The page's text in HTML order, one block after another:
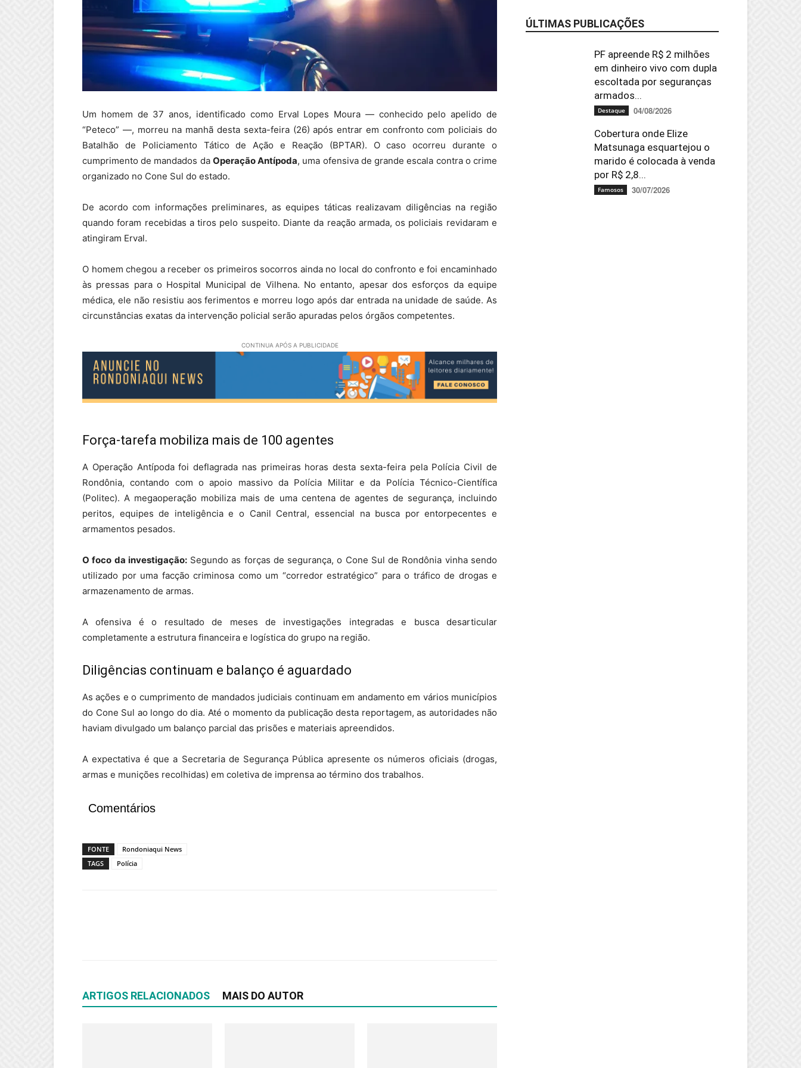
Um homem de 37 anos, identificado como Erval Lopes Moura — conhecido pelo apelido de
“Peteco” —, morreu na manhã desta sexta-feira (26) após entrar em confronto com policiais do
Batalhão de Policiamento Tático de Ação e Reação (BPTAR). O caso ocorreu durante o
cumprimento de mandados da Operação Antípoda, uma ofensiva de grande escala contra o crime
organizado no Cone Sul do estado.
De acordo com informações preliminares, as equipes táticas realizavam diligências na região
quando foram recebidas a tiros pelo suspeito. Diante da reação armada, os policiais revidaram e
atingiram Erval.
O homem chegou a receber os primeiros socorros ainda no local do confronto e foi encaminhado
às pressas para o Hospital Municipal de Vilhena. No entanto, apesar dos esforços da equipe
médica, ele não resistiu aos ferimentos e morreu logo após dar entrada na unidade de saúde. As
circunstâncias exatas da intervenção policial serão apuradas pelos órgãos competentes.
CONTINUA APÓS A PUBLICIDADE
Força-tarefa mobiliza mais de 100 agentes
A Operação Antípoda foi deflagrada nas primeiras horas desta sexta-feira pela Polícia Civil de
Rondônia, contando com o apoio massivo da Polícia Militar e da Polícia Técnico-Científica
(Politec). A megaoperação mobiliza mais de uma centena de agentes de segurança, incluindo
peritos, equipes de inteligência e o Canil Central, essencial na busca por entorpecentes e
armamentos pesados.
O foco da investigação:Segundo as forças de segurança, o Cone Sul de Rondônia vinha sendo
utilizado por uma facção criminosa como um “corredor estratégico” para o tráfico de drogas e
armazenamento de armas.
A ofensiva é o resultado de meses de investigações integradas e busca desarticular
completamente a estrutura financeira e logística do grupo na região.
Diligências continuam e balanço é aguardado
As ações e o cumprimento de mandados judiciais continuam em andamento em vários municípios
do Cone Sul ao longo do dia. Até o momento da publicação desta reportagem, as autoridades não
haviam divulgado um balanço parcial das prisões e materiais apreendidos.
A expectativa é que a Secretaria de Segurança Pública apresente os números oficiais (drogas,
armas e munições recolhidas) em coletiva de imprensa ao término dos trabalhos.
Comentários
FONTE
Rondoniaqui News
TAGS
Polícia
ARTIGOS RELACIONADOS MAIS DO AUTOR
ÚLTIMAS PUBLICAÇÕES
PF apreende R$ 2 milhões
em dinheiro vivo com dupla
escoltada por seguranças
armados...
Destaque 04/08/2026
Cobertura onde Elize
Matsunaga esquartejou o
marido é colocada à venda
por R$ 2,8...
Famosos 30/07/2026